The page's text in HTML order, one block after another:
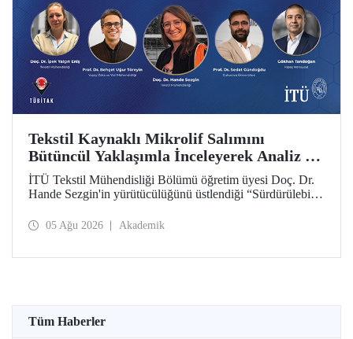
Tekstil Kaynaklı Mikrolif Salımını
Bütüncül Yaklaşımla İnceleyerek Analiz ve
Azaltım Stratejileri Geliştirecek Projeye
TÜBİTAK Desteği
İTÜ Tekstil Mühendisliği Bölümü öğretim üyesi Doç. Dr.
Hande Sezgin'in yürütücülüğünü üstlendiği “Sürdürülebilir
Koşullarına Bağlı Mikrolif Salımı: Aşınma, UV Maruziyeti
05 Ağu 2026 Akademik
Tüm Haberler